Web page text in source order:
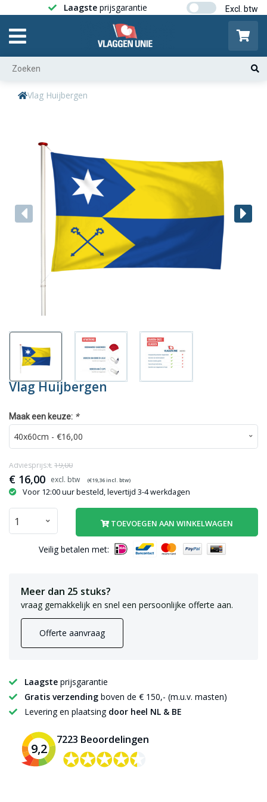
Laagste prijsgarantie Gratis
Vlag Huijbergen
Vlag Huijbergen
Maak een keuze: *
€ 16,00 (€19,36incl. btw)
Adviesprijs:€ 19,00
Voor 12:00 uur besteld, levertijd 3-4 werkdagen
TOEVOEGEN AAN WINKELWAGEN
Veilig betalen met:
Meer dan 25 stuks?
vraag gemakkelijk en snel een persoonlijke offerte aan.
Offerte aanvraag
Laagste prijsgarantie
Gratis verzending boven de € 150,- (m.u.v. masten)
Levering en plaatsing door heel NL & BE
9,2
7223 Beoordelingen
✪✪✪✪✪
✪✪✪✪✪